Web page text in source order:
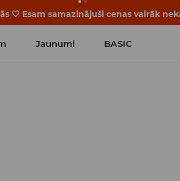
🤍 Esam samazinājuši cenas vairāk
Jaunumi BASIC